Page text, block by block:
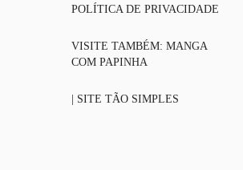
POLÍTICA DE PRIVACIDADE
VISITE TAMBÉM: MANGA
COM PAPINHA
| SITE TÃO SIMPLES